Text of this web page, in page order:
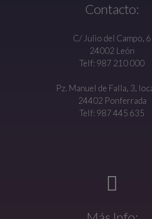
Contacto:
C/ Julio del Campo, 6
24002 León
Telf: 987 210 000
Pz. Manuel de Falla, 3,
24402 Ponferrada
Telf: 987 445 635